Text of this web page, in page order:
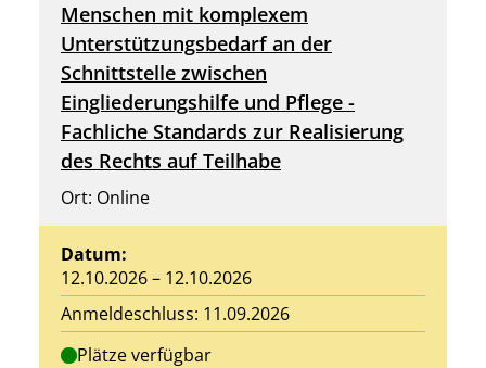
Menschen mit komplexem
Unterstützungsbedarf an der
Schnittstelle zwischen
Eingliederungshilfe und Pflege -
Fachliche Standards zur Realisierung
des Rechts auf Teilhabe
Ort: Online
Datum:
12.10.2026 – 12.10.2026
Anmeldeschluss: 11.09.2026
Plätze verfügbar